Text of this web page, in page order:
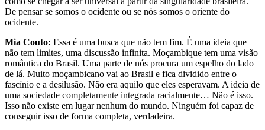
De pensar se somos o ocidente ou se nós somos o oriente do
ocidente.
Mia Couto: Essa é uma busca que não tem fim. É uma ideia que
não tem limites, uma discussão infinita. Moçambique tem uma visão
romântica do Brasil. Uma parte de nós procura um espelho do lado
de lá. Muito moçambicano vai ao Brasil e fica dividido entre o
fascínio e a desilusão. Não era aquilo que eles esperavam. A ideia de
uma sociedade completamente integrada racialmente… Não é isso.
Isso não existe em lugar nenhum do mundo. Ninguém foi capaz de
conseguir isso de forma completa, verdadeira.